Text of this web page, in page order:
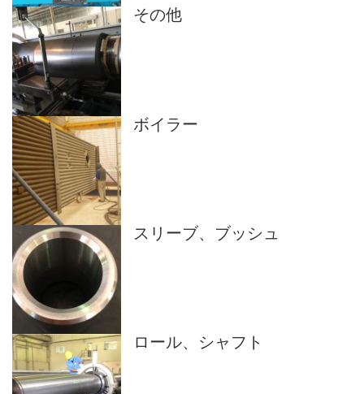
その他
ボイラー
スリーブ、ブッシュ
ロール、シャフト